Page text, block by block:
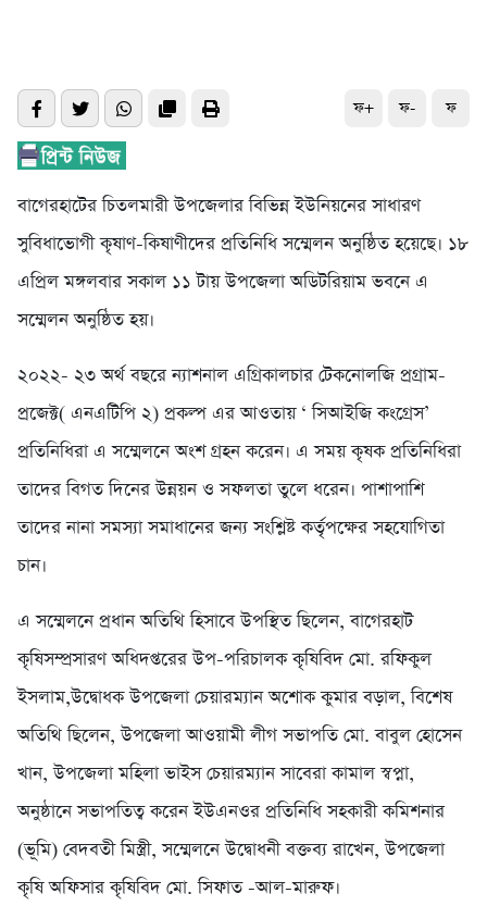
ফ+ ফ- ফ
বাগেরহাটের চিতলমারী উপজেলার বিভিন্ন ইউনিয়নের সাধারণ
সুবিধাভোগী কৃষাণ-কিষাণীদের প্রতিনিধি সম্মেলন অনুষ্ঠিত হয়েছে। ১৮
এপ্রিল মঙ্গলবার সকাল ১১ টায় উপজেলা অডিটরিয়াম ভবনে এ
সম্মেলন অনুষ্ঠিত হয়।
২০২২- ২৩ অর্থ বছরে ন্যাশনাল এগ্রিকালচার টেকনোলজি প্রগ্রাম-
প্রজেক্ট( এনএটিপি ২) প্রকল্প এর আওতায় ‘ সিআইজি কংগ্রেস’
প্রতিনিধিরা এ সম্মেলনে অংশ গ্রহন করেন। এ সময় কৃষক প্রতিনিধিরা
তাদের বিগত দিনের উন্নয়ন ও সফলতা তুলে ধরেন। পাশাপাশি
তাদের নানা সমস্যা সমাধানের জন্য সংশ্লিষ্ট কর্তৃপক্ষের সহযোগিতা
চান।
এ সম্মেলনে প্রধান অতিথি হিসাবে উপস্থিত ছিলেন, বাগেরহাট
কৃষিসম্প্রসারণ অধিদপ্তরের উপ-পরিচালক কৃষিবিদ মো. রফিকুল
ইসলাম,উদ্বোধক উপজেলা চেয়ারম্যান অশোক কুমার বড়াল, বিশেষ
অতিথি ছিলেন, উপজেলা আওয়ামী লীগ সভাপতি মো. বাবুল হোসেন
খান, উপজেলা মহিলা ভাইস চেয়ারম্যান সাবেরা কামাল স্বপ্না,
অনুষ্ঠানে সভাপতিত্ব করেন ইউএনওর প্রতিনিধি সহকারী কমিশনার
(ভূমি) বেদবতী মিস্ত্রী, সম্মেলনে উদ্বোধনী বক্তব্য রাখেন, উপজেলা
কৃষি অফিসার কৃষিবিদ মো. সিফাত -আল-মারুফ।